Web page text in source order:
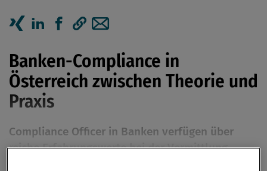
Seiteninhalt
Banken-Compliance in
Österreich zwischen Theorie und
Praxis
Compliance Officer in Banken verfügen über
reiche Erfahrungswerte bei der Vermittlung